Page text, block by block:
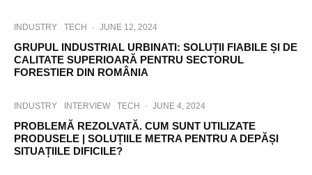
INDUSTRY TECH · JUNE 12, 2024
GRUPUL INDUSTRIAL URBINATI: SOLUȚII FIABILE ȘI DE
CALITATE SUPERIOARĂ PENTRU SECTORUL
FORESTIER DIN ROMÂNIA
INDUSTRY INTERVIEW TECH · JUNE 4, 2024
PROBLEMĂ REZOLVATĂ. CUM SUNT UTILIZATE
PRODUSELE | SOLUȚIILE METRA PENTRU A DEPĂȘI
SITUAȚIILE DIFICILE?